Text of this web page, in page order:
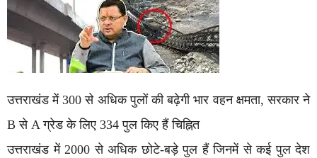
उत्तराखंड में 300 से अधिक पुलों की बढ़ेगी भार वहन क्षमता, सरकार ने
B से A ग्रेड के लिए 334 पुल किए हैं चिह्नित
उत्तराखंड में 2000 से अधिक छोटे-बड़े पुल हैं जिनमें से कई पुल देश